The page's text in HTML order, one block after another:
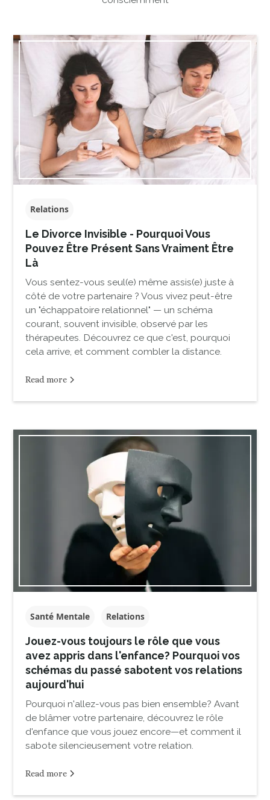
Relations
Le Divorce Invisible - Pourquoi Vous
Pouvez Être Présent Sans Vraiment Être
Là
Vous sentez-vous seul(e) même assis(e) juste à
côté de votre partenaire ? Vous vivez peut-être
un "échappatoire relationnel" — un schéma
courant, souvent invisible, observé par les
thérapeutes. Découvrez ce que c'est, pourquoi
cela arrive, et comment combler la distance.
Read more
Santé Mentale Relations
Jouez-vous toujours le rôle que vous
avez appris dans l'enfance? Pourquoi vos
schémas du passé sabotent vos relations
aujourd'hui
Pourquoi n'allez-vous pas bien ensemble? Avant
de blâmer votre partenaire, découvrez le rôle
d'enfance que vous jouez encore—et comment il
sabote silencieusement votre relation.
Read more